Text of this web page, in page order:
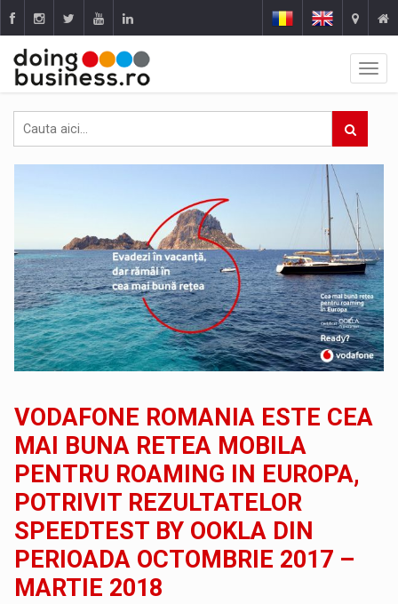
VODAFONE ROMANIA ESTE CEA
MAI BUNA RETEA MOBILA
PENTRU ROAMING IN EUROPA,
POTRIVIT REZULTATELOR
SPEEDTEST BY OOKLA DIN
PERIOADA OCTOMBRIE 2017 –
MARTIE 2018